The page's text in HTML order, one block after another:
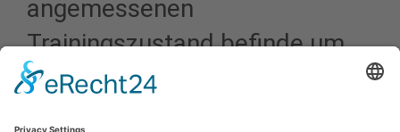
angemessenen
Trainingszustand befinde um
an der Veranstaltung